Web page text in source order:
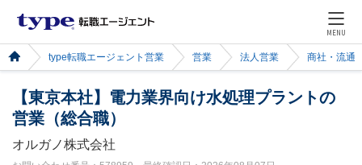
MENU
type転職エージェント営業 営業 法人営業 商社・流通
【東京本社】電力業界向け水処理プラントの
営業（総合職）
オルガノ株式会社